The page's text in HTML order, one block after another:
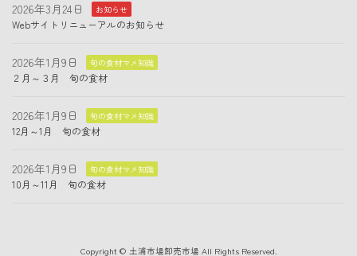
2026年3月24日 お知らせ
Webサイトリニューアルのお知らせ
2026年1月9日 旬の食材マメ知識
２月～３月 旬の食材
2026年1月9日 旬の食材マメ知識
12月～1月 旬の食材
2026年1月9日 旬の食材マメ知識
10月～11月 旬の食材
Copyright © 土浦市場卸売市場 All Rights Reserved.